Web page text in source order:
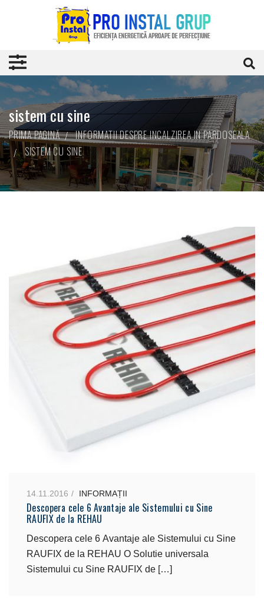
sistem cu sine
PRIMA PAGINĂ
INFORMATII DESPRE INCALZIREA IN PARDOSEALA
SISTEM CU SINE
14.11.2016 INFORMAȚII
Descopera cele 6 Avantaje ale Sistemului cu Sine
RAUFIX de la REHAU
Descopera cele 6 Avantaje ale Sistemului cu Sine
RAUFIX de la REHAU O Solutie universala
Sistemului cu Sine RAUFIX de […]